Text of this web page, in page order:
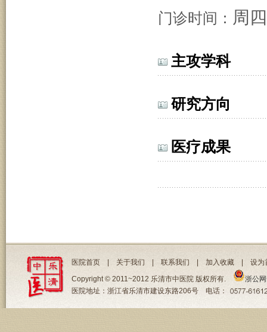
门诊时间： 周
主攻学科
研究方向
医疗成果
医院首页 关于我们 联系我们 加入收藏
设为
Copyright © 2011~2012 乐清市中医院 版权所有.
浙公
医院地址：浙江省乐清市建设东路206号 电话：